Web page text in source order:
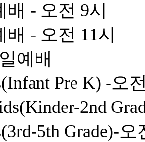
- 오전 9시
- 오전 11시
예배
Pre K) -오
2nd
5th Grade)-오